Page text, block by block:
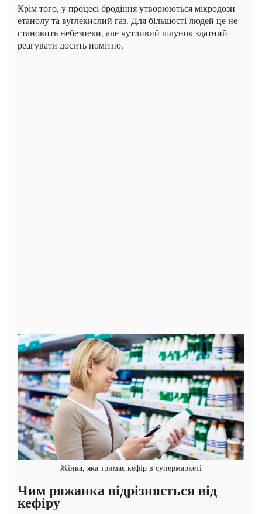
Крім того, у процесі бродіння утворюються мікродози
етанолу та вуглекислий газ. Для більшості людей це не
становить небезпеки, але чутливий шлунок здатний
реагувати досить помітно.
Жінка, яка тримає кефір в супермаркеті
Чим ряжанка відрізняється від
кефіру